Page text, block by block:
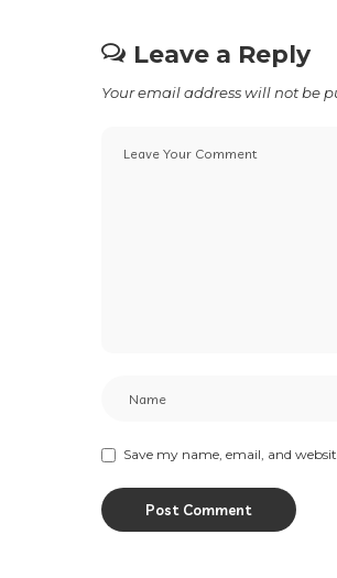
Leave a Reply
Your email address will not be
Save my name, email, and